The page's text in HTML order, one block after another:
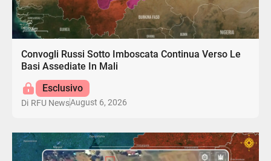
Convogli Russi Sotto Imboscata Continua Verso Le
Basi Assediate In Mali
Esclusivo
Di RFU NewsAugust 6, 2026